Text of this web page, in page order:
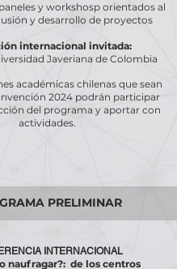
y workshosp orientados al
y desarrollo de proyectos
internacional invitada:
Javeriana de Colombia
académicas chilenas que sean
2024 podrán participar
del programa y aportar con
actividades.
PRELIMINAR
INTERNACIONAL
naufragar?: de los centros